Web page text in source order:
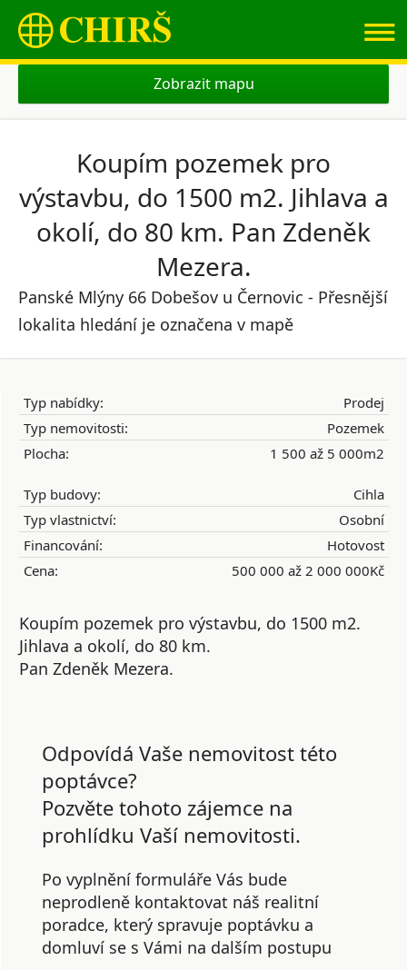
≡
Zobrazit mapu
Koupím pozemek pro
výstavbu, do 1500 m2. Jihlava a
okolí, do 80 km. Pan Zdeněk
Mezera.
Panské Mlýny 66 Dobešov u Černovic - Přesnější
lokalita hledání je označena v mapě
Typ nabídky:
Prodej
Typ nemovitosti:
Pozemek
Plocha:
1 500 až 5 000m2
Typ budovy:
Cihla
Typ vlastnictví:
Osobní
Financování:
Hotovost
Cena:
500 000 až 2 000 000Kč
Koupím pozemek pro výstavbu, do 1500 m2.
Jihlava a okolí, do 80 km.
Pan Zdeněk Mezera.
Odpovídá Vaše nemovitost této
poptávce?
Pozvěte tohoto zájemce na
prohlídku Vaší nemovitosti.
Po vyplnění formuláře Vás bude
neprodleně kontaktovat náš realitní
poradce, který spravuje poptávku a
domluví se s Vámi na dalším postupu